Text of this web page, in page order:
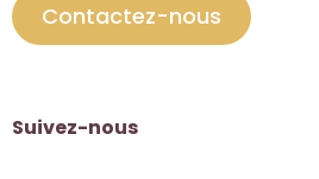
Contactez-nous
Suivez-nous